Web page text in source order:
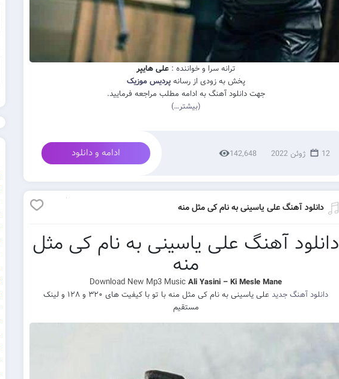
ترانه سرا و خواننده :علی هایپر
پخش به زودی از رسانهپردیس موزیک
جهت دانلود آهنگ به ادامه مطلب مراجعه فرمایید.
(بیشتر…)
12 ژوئن 2022 142,648 ادامه و دانلود
دانلود آهنگ علی یاسینی به نام کی مثل منه
دانلود آهنگ علی یاسینی به نام کی مثل
منه
Download New Mp3 MusicAli Yasini – Ki Mesle Mane
دانلود آهنگ جدید
علی یاسینی به نام کی مثل منه با تو با کیفیت های ۳۲۰ و ۱۲۸ و لینک
مستقیم